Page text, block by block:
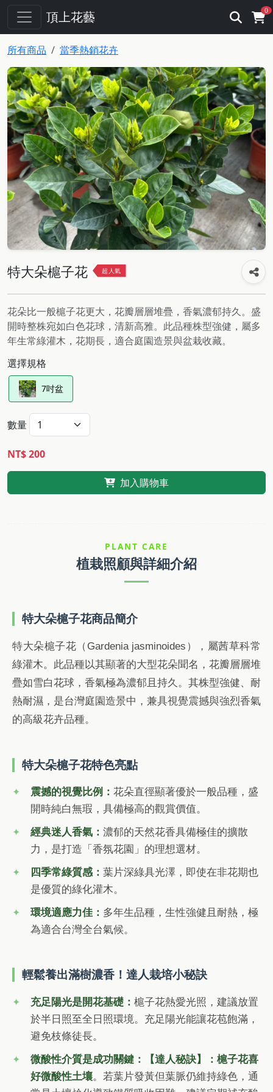
頂上花藝 0
所有商品 當季熱銷花卉
特大朵槴子花 超人氣
花朵比一般槴子花更大，花瓣層層堆疊，香氣濃郁持久。盛
開時整株宛如白色花球，清新高雅。此品種株型強健，屬多
年生常綠灌木，花期長，適合庭園造景與盆栽收藏。
選擇規格
7吋盆
數量
NT$ 200
加入購物車
PLANT CARE
植栽照顧與詳細介紹
特大朵槴子花商品簡介
特大朵槴子花（Gardenia jasminoides），屬茜草科常
綠灌木。此品種以其顯著的大型花朵聞名，花瓣層層堆
疊如雪白花球，香氣極為濃郁且持久。其株型強健、耐
熱耐濕，是台灣庭園造景中，兼具視覺震撼與強烈香氣
的高級花卉品種。
特大朵槴子花特色亮點
震撼的視覺比例：花朵直徑顯著優於一般品種，盛
開時純白無瑕，具備極高的觀賞價值。
經典迷人香氣：濃郁的天然花香具備極佳的擴散
力，是打造「香氛花園」的理想選材。
四季常綠質感：葉片深綠具光澤，即使在非花期也
是優質的綠化灌木。
環境適應力佳： 多年生品種，生性強健且耐熱，極
為適合台灣全台氣候。
輕鬆養出滿樹濃香！達人栽培小秘訣
充足陽光是開花基礎：槴子花熱愛光照，建議放置
於半日照至全日照環境。充足陽光能讓花苞飽滿，
避免枝條徒長。
微酸性介質是成功關鍵：
【達人秘訣】：槴子花喜
好微酸性土壤。若葉片發黃但葉脈仍維持綠色，通